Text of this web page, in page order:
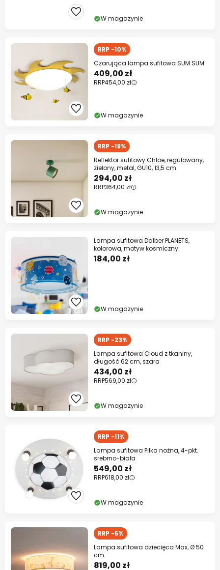
W magazynie
RRP -10%
Czarująca lampa sufitowa SUM SUM
409,00 zł
RRP454,00 zł
W magazynie
RRP -19%
Reflektor sufitowy Chloe, regulowany,
zielony, metal, GU10, 13,5 cm
294,00 zł
RRP364,00 zł
W magazynie
Lampa sufitowa Dalber PLANETS,
kolorowa, motyw kosmiczny
184,00 zł
W magazynie
RRP -23%
Lampa sufitowa Cloud z tkaniny,
długość 62 cm, szara
434,00 zł
RRP569,00 zł
W magazynie
RRP -11%
Lampa sufitowa Piłka nożna, 4-pkt.
srebrno-biała
549,00 zł
RRP618,00 zł
W magazynie
RRP -5%
Lampa sufitowa dziecięca Max, Ø 50
cm
819,00 zł